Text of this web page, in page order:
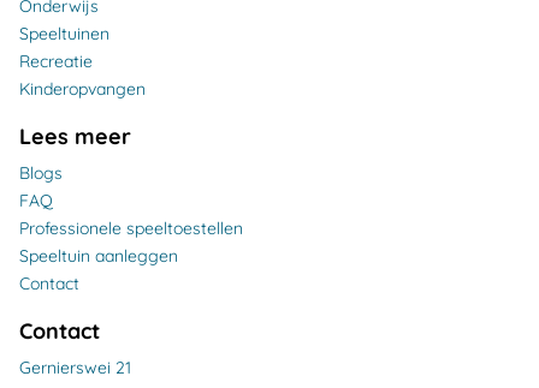
Onderwijs
Speeltuinen
Recreatie
Kinderopvangen
Lees meer
Blogs
FAQ
Professionele speeltoestellen
Speeltuin aanleggen
Contact
Contact
Gernierswei 21